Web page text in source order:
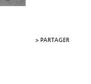
> PARTAGER